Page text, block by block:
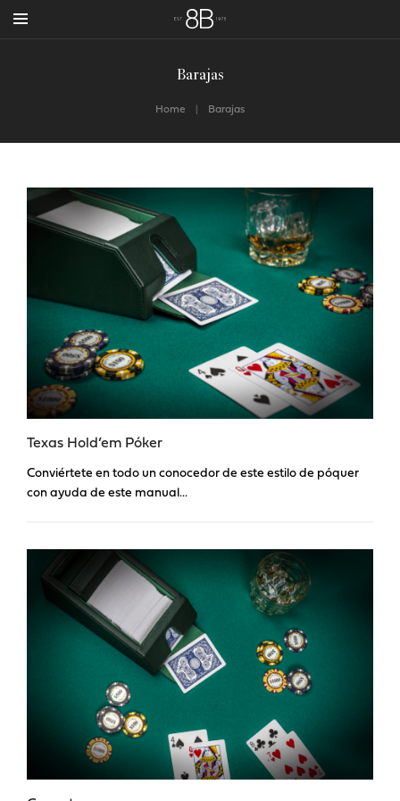
Barajas
Home Barajas
Texas Hold’em Póker
Conviértete en todo un conocedor de este estilo de póquer
con ayuda de este manual...